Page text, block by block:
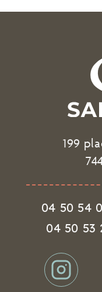
199
04 50 54
04 50 53